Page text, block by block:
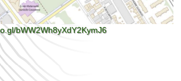
bWW2Wh8yXdY2KymJ6